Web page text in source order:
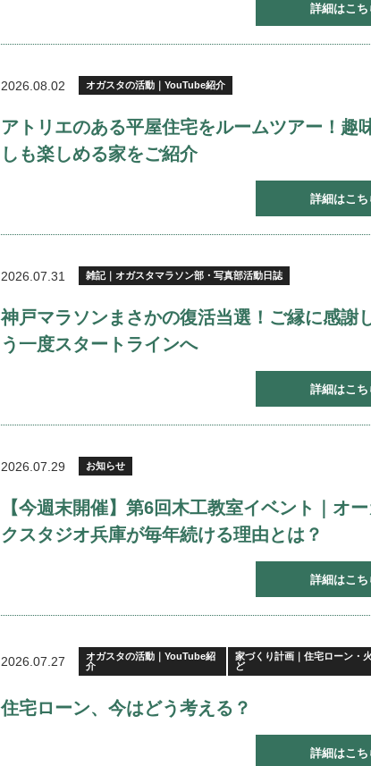
詳細はこち
2026.08.02 オガスタの活動｜YouTube紹介
アトリエのある平屋住宅をルームツアー！趣
しも楽しめる家をご紹介
詳細はこち
2026.07.31 雑記｜オガスタマラソン部・写真部活動日誌
神戸マラソンまさかの復活当選！ご縁に感謝
う一度スタートラインへ
詳細はこち
2026.07.29 お知らせ
【今週末開催】第6回木工教室イベント｜オ
クスタジオ兵庫が毎年続ける理由とは？
詳細はこち
2026.07.27
オガスタの活動｜YouTube紹
介
家づくり計画｜住宅ローン・
ど
住宅ローン、今はどう考える？
詳細はこち